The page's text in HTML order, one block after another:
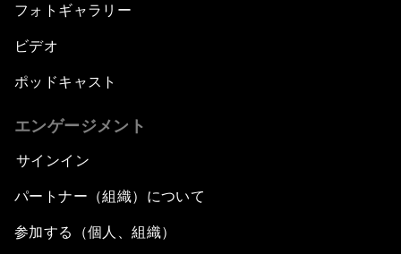
フォトギャラリー
ビデオ
ポッドキャスト
エンゲージメント
サインイン
パートナー（組織）について
参加する（個人、組織）